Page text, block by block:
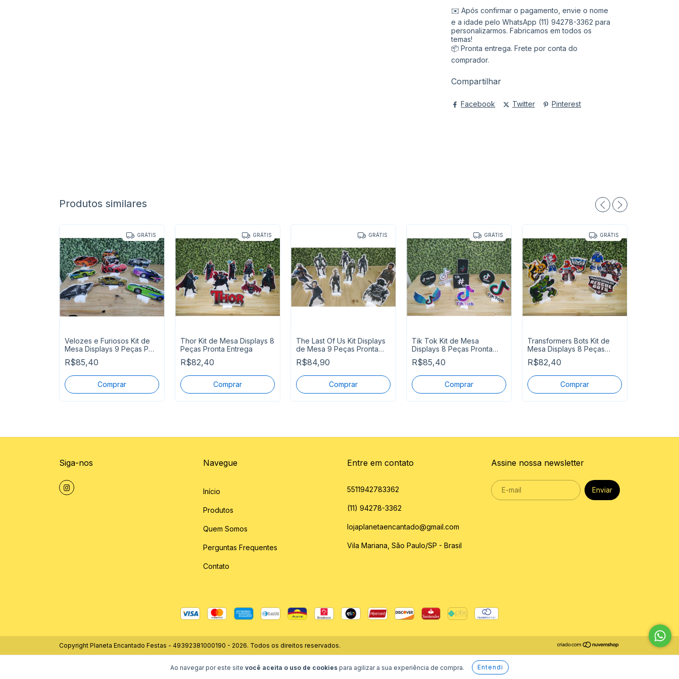
Ao navegar por este site você aceita o uso de cookies para agilizar a sua experiência de compra. Entendi
✉️ Após confirmar o pagamento, envie o nome
e a idade pelo WhatsApp (11) 94278-3362 para
personalizarmos. Fabricamos em todos os
temas!
📦 Pronta entrega. Frete por conta do
comprador.
Compartilhar
Facebook Twitter Pinterest
Produtos similares
GRÁTIS
Velozes e Furiosos Kit de
Mesa Displays 9 Peças P
Entrega
R$85,40
GRÁTIS
Thor Kit de Mesa Displays 8
Peças Pronta Entrega
R$82,40
GRÁTIS
The Last Of Us Kit Displays
de Mesa 9 Peças Pronta
Entrega
R$84,90
GRÁTIS
Tik Tok Kit de Mesa
Displays 8 Peças Pronta
Entrega
R$85,40
GRÁTIS
Transformers Bots Kit de
Mesa Displays 8 Peças
Pronta Entreg
R$82,40
Siga-nos Navegue
Início
Produtos
Quem Somos
Perguntas Frequentes
Contato
Entre em contato
5511942783362
(11) 94278-3362
lojaplanetaencantado@gmail.com
Vila Mariana, São Paulo/SP - Brasil
Assine nossa newsletter
Copyright Planeta Encantado Festas - 49392381000190 - 2026. Todos os direitos reservados.